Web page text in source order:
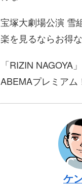
宝塚大劇場公演 雪
楽を見るならお得
「RIZIN NAGOYA
ABEMAプレミアム
ケ